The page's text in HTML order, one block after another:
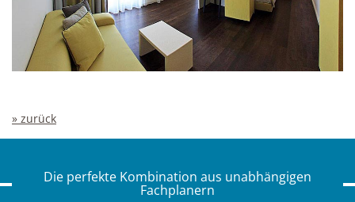
» zurück
Die perfekte Kombination aus unabhängigen
Fachplanern